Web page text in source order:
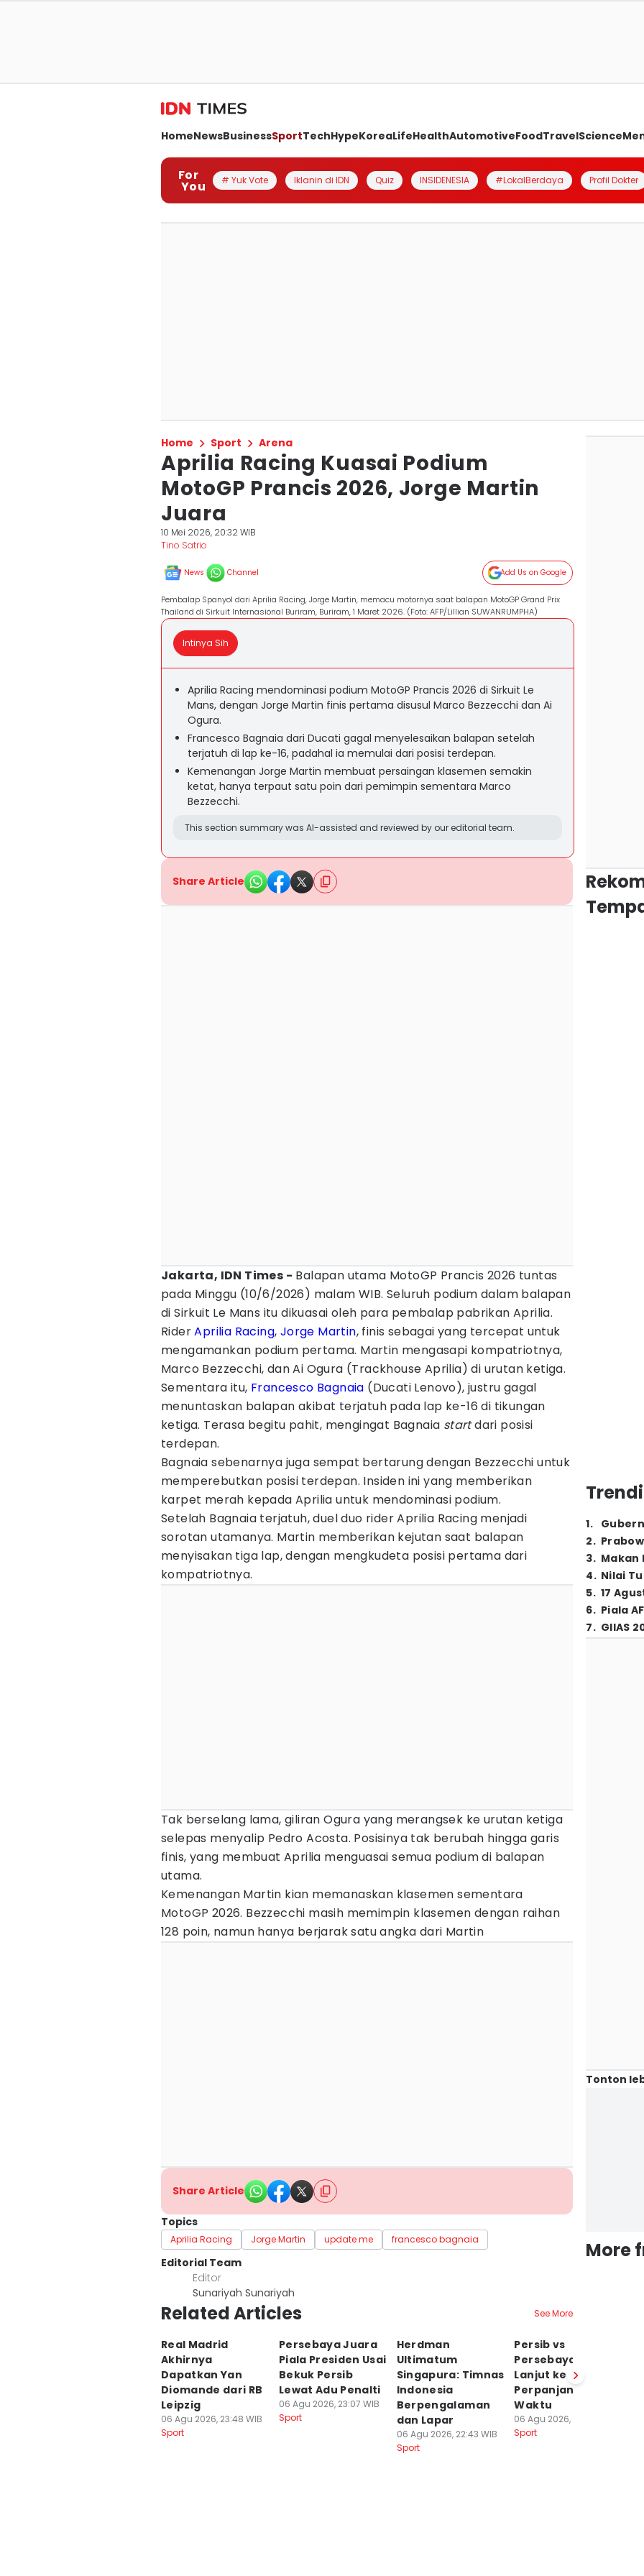
HomeNewsBusinessSportTechHypeKoreaLifeHealthAutomotiveFoodTravelScience
For
You # Yuk Vote Iklanin di IDN Quiz INSIDENESIA #LokalBerdaya Profil Dokter
Home Sport Arena
Aprilia Racing Kuasai Podium
MotoGP Prancis 2026, Jorge Martin
Juara
10 Mei 2026, 20:32 WIB
Tino Satrio
News Channel Add Us on Google
Pembalap Spanyol dari Aprilia Racing, Jorge Martin, memacu motornya saat balapan MotoGP Grand Prix
Thailand di Sirkuit Internasional Buriram, Buriram, 1 Maret 2026. (Foto: AFP/Lillian SUWANRUMPHA)
Intinya Sih
Aprilia Racing mendominasi podium MotoGP Prancis 2026 di Sirkuit Le
Mans, dengan Jorge Martin finis pertama disusul Marco Bezzecchi dan Ai
Ogura.
Francesco Bagnaia dari Ducati gagal menyelesaikan balapan setelah
terjatuh di lap ke-16, padahal ia memulai dari posisi terdepan.
Kemenangan Jorge Martin membuat persaingan klasemen semakin
ketat, hanya terpaut satu poin dari pemimpin sementara Marco
Bezzecchi.
This section summary was AI-assisted and reviewed by our editorial team.
Share Article
Jakarta, IDN Times - Balapan utama MotoGP Prancis 2026 tuntas
pada Minggu (10/6/2026) malam WIB. Seluruh podium dalam balapan
di Sirkuit Le Mans itu dikuasai oleh para pembalap pabrikan Aprilia.
RiderAprilia Racing, Jorge Martin, finis sebagai yang tercepat untuk
mengamankan podium pertama. Martin mengasapi kompatriotnya,
Marco Bezzecchi, dan Ai Ogura (Trackhouse Aprilia) di urutan ketiga.
Sementara itu, Francesco Bagnaia (Ducati Lenovo), justru gagal
menuntaskan balapan akibat terjatuh pada lap ke-16 di tikungan
ketiga. Terasa begitu pahit, mengingat Bagnaia startdari posisi
terdepan.
Bagnaia sebenarnya juga sempat bertarung dengan Bezzecchi untuk
memperebutkan posisi terdepan. Insiden ini yang memberikan
karpet merah kepada Aprilia untuk mendominasi podium.
Setelah Bagnaia terjatuh, duel duo rider Aprilia Racing menjadi
sorotan utamanya. Martin memberikan kejutan saat balapan
menyisakan tiga lap, dengan mengkudeta posisi pertama dari
kompatriotnya.
Tak berselang lama, giliran Ogura yang merangsek ke urutan ketiga
selepas menyalip Pedro Acosta. Posisinya tak berubah hingga garis
finis, yang membuat Aprilia menguasai semua podium di balapan
utama.
Kemenangan Martin kian memanaskan klasemen sementara
MotoGP 2026. Bezzecchi masih memimpin klasemen dengan raihan
128 poin, namun hanya berjarak satu angka dari Martin
Share Article
Topics
Aprilia Racing Jorge Martin update me francesco bagnaia
Editorial Team
Editor
Sunariyah Sunariyah
Related Articles See More
Real Madrid
Akhirnya
Dapatkan Yan
Diomande dari RB
Leipzig
06 Agu 2026, 23:48 WIB
Sport
Persebaya Juara
Piala Presiden Usai
Bekuk Persib
Lewat Adu Penalti
06 Agu 2026, 23:07 WIB
Sport
Herdman
Ultimatum
Singapura: Timnas
Indonesia
Berpengalaman
dan Lapar
06 Agu 2026, 22:43 WIB
Sport
Persib vs
Persebaya Alot,
Lanjut ke
Perpanjangan
Waktu
06 Agu 2026, 22:08 WIB
Sport
1.
2.
3. Makan
4. Nilai
5. 17
6. Piala
7. GIIAS
Tonton
More